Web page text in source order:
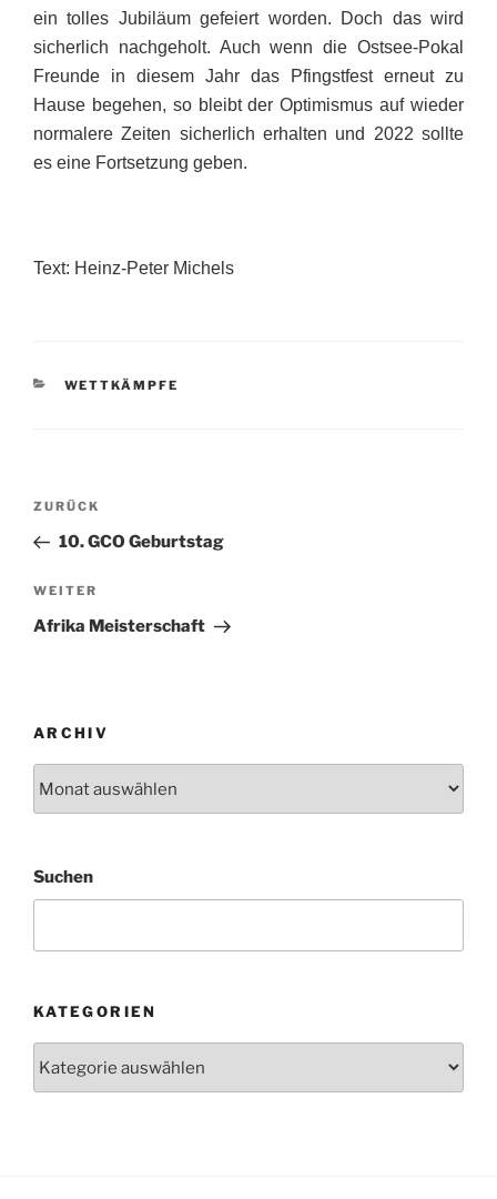
ein tolles Jubiläum gefeiert worden. Doch das wird
sicherlich nachgeholt. Auch wenn die Ostsee-Pokal
Freunde in diesem Jahr das Pfingstfest erneut zu
Hause begehen, so bleibt der Optimismus auf wieder
normalere Zeiten sicherlich erhalten und 2022 sollte
es eine Fortsetzung geben.
Text: Heinz-Peter Michels
KATEGORIEN
WETTKÄMPFE
Beitragsnavigation
Vorheriger
Beitrag
ZURÜCK
10. GCO Geburtstag
Nächster
Beitrag
WEITER
Afrika Meisterschaft
ARCHIV
Suchen
KATEGORIEN